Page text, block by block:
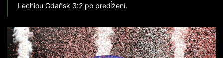
Lechiou Gdaňsk 3:2 po predĺžení.